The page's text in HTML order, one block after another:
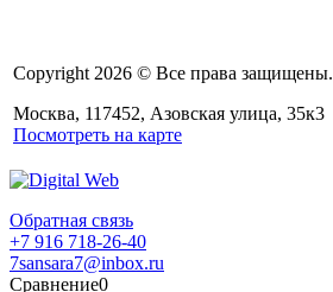
Copyright 2026 © Все права защищены.
Москва, 117452, Азовская улица, 35к3
Посмотреть на карте
Обратная связь
+7 916 718-26-40
7sansara7@inbox.ru
Сравнение0